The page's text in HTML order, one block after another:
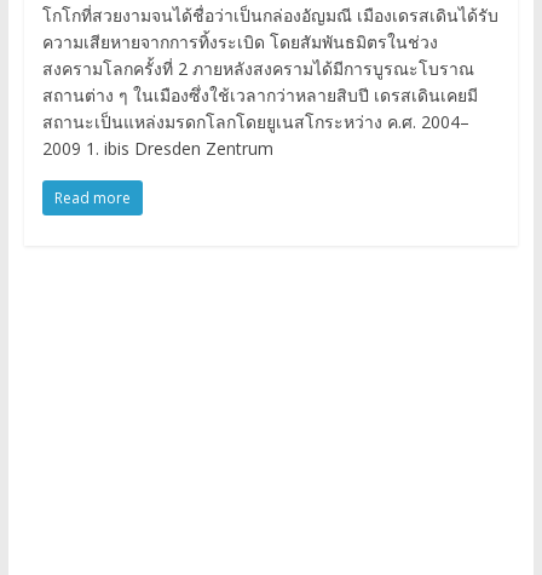
โกโกที่สวยงามจนได้ชื่อว่าเป็นกล่องอัญมณี เมืองเดรสเดินได้รับ
ความเสียหายจากการทิ้งระเบิด โดยสัมพันธมิตรในช่วง
สงครามโลกครั้งที่ 2 ภายหลังสงครามได้มีการบูรณะโบราณ
สถานต่าง ๆ ในเมืองซึ่งใช้เวลากว่าหลายสิบปี เดรสเดินเคยมี
สถานะเป็นแหล่งมรดกโลกโดยยูเนสโกระหว่าง ค.ศ. 2004–
2009 1. ibis Dresden Zentrum
Read more